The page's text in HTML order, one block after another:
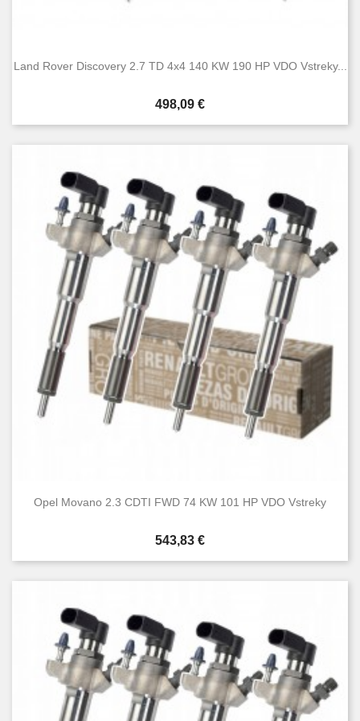
Land Rover Discovery 2.7 TD 4x4 140 KW 190 HP VDO Vstreky...
Cena
498,09 €
Opel Movano 2.3 CDTI FWD 74 KW 101 HP VDO Vstreky
Cena
543,83 €